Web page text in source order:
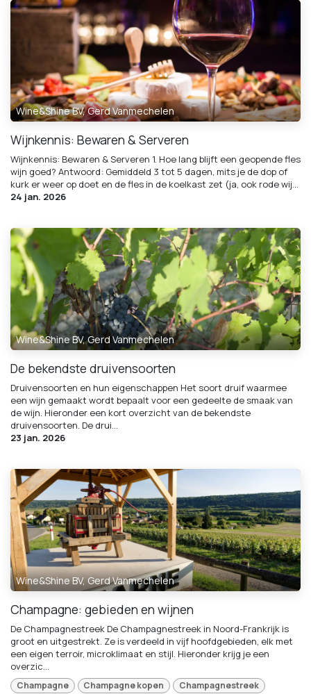
Wine&Shine BV, Gerd Vanmechelen
Wijnkennis: Bewaren & Serveren
Wijnkennis: Bewaren & Serveren 1. Hoe lang blijft een geopende fles
wijn goed? Antwoord: Gemiddeld 3 tot 5 dagen, mits je de dop of
kurk er weer op doet en de fles in de koelkast zet (ja, ook rode wij...
24 jan. 2026
Wine&Shine BV, Gerd Vanmechelen
De bekendste druivensoorten
Druivensoorten en hun eigenschappen Het soort druif waarmee
een wijn gemaakt wordt bepaalt voor een gedeelte de smaak van
de wijn. Hieronder een kort overzicht van de bekendste
druivensoorten. De drui...
23 jan. 2026
Wine&Shine BV, Gerd Vanmechelen
Champagne: gebieden en wijnen
De Champagnestreek De Champagnestreek in Noord-Frankrijk is
groot en uitgestrekt. Ze is verdeeld in vijf hoofdgebieden, elk met
een eigen terroir, microklimaat en stijl. Hieronder krijg je een
overzic...
Champagne Champagne kopen
Champagnestreek